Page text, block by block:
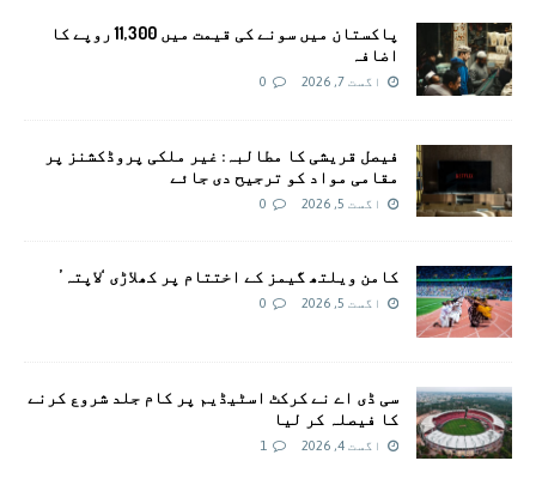
پاکستان میں سونے کی قیمت میں 11,300 روپے کا
اضافہ
اگست 7, 2026 0
فیصل قریشی کا مطالبہ: غیر ملکی پروڈکشنز پر
مقامی مواد کو ترجیح دی جائے
اگست 5, 2026 0
کامن ویلتھ گیمز کے اختتام پر کھلاڑی ‘لاپتہ’
اگست 5, 2026 0
سی ڈی اے نے کرکٹ اسٹیڈیم پر کام جلد شروع کرنے
کا فیصلہ کر لیا
اگست 4, 2026 1